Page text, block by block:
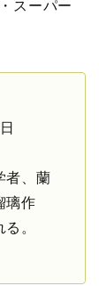
スーパー
者、蘭
璃作
。